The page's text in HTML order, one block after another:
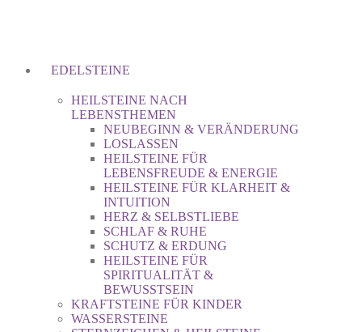
EDELSTEINE
HEILSTEINE NACH
LEBENSTHEMEN
NEUBEGINN & VERÄNDERUNG
LOSLASSEN
HEILSTEINE FÜR
LEBENSFREUDE & ENERGIE
HEILSTEINE FÜR KLARHEIT &
INTUITION
HERZ & SELBSTLIEBE
SCHLAF & RUHE
SCHUTZ & ERDUNG
HEILSTEINE FÜR
SPIRITUALITÄT &
BEWUSSTSEIN
KRAFTSTEINE FÜR KINDER
WASSERSTEINE